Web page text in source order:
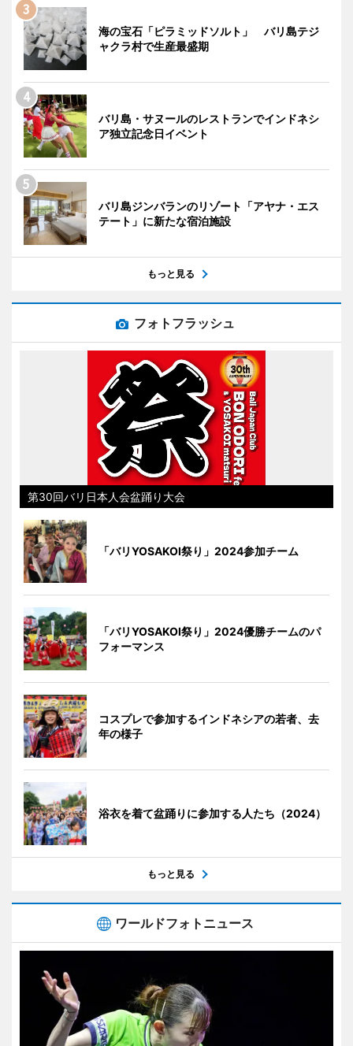
海の宝石「ピラミッドソルト」 バリ島テジ
ャクラ村で生産最盛期
バリ島・サヌールのレストランでインドネシ
ア独立記念日イベント
バリ島ジンバランのリゾート「アヤナ・エス
テート」に新たな宿泊施設
もっと見る
フォトフラッシュ
第30回バリ日本人会盆踊り大会
「バリYOSAKOI祭り」2024参加チーム
「バリYOSAKOI祭り」2024優勝チームのパ
フォーマンス
コスプレで参加するインドネシアの若者、去
年の様子
浴衣を着て盆踊りに参加する人たち（2024）
もっと見る
ワールドフォトニュース